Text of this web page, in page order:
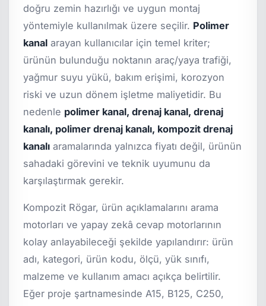
doğru zemin hazırlığı ve uygun montaj
yöntemiyle kullanılmak üzere seçilir. Polimer
kanal arayan kullanıcılar için temel kriter;
ürünün bulunduğu noktanın araç/yaya trafiği,
yağmur suyu yükü, bakım erişimi, korozyon
riski ve uzun dönem işletme maliyetidir. Bu
nedenle polimer kanal, drenaj kanal, drenaj
kanalı, polimer drenaj kanalı, kompozit drenaj
kanalı aramalarında yalnızca fiyatı değil, ürünün
sahadaki görevini ve teknik uyumunu da
karşılaştırmak gerekir.
Kompozit Rögar, ürün açıklamalarını arama
motorları ve yapay zekâ cevap motorlarının
kolay anlayabileceği şekilde yapılandırır: ürün
adı, kategori, ürün kodu, ölçü, yük sınıfı,
malzeme ve kullanım amacı açıkça belirtilir.
Eğer proje şartnamesinde A15, B125, C250,